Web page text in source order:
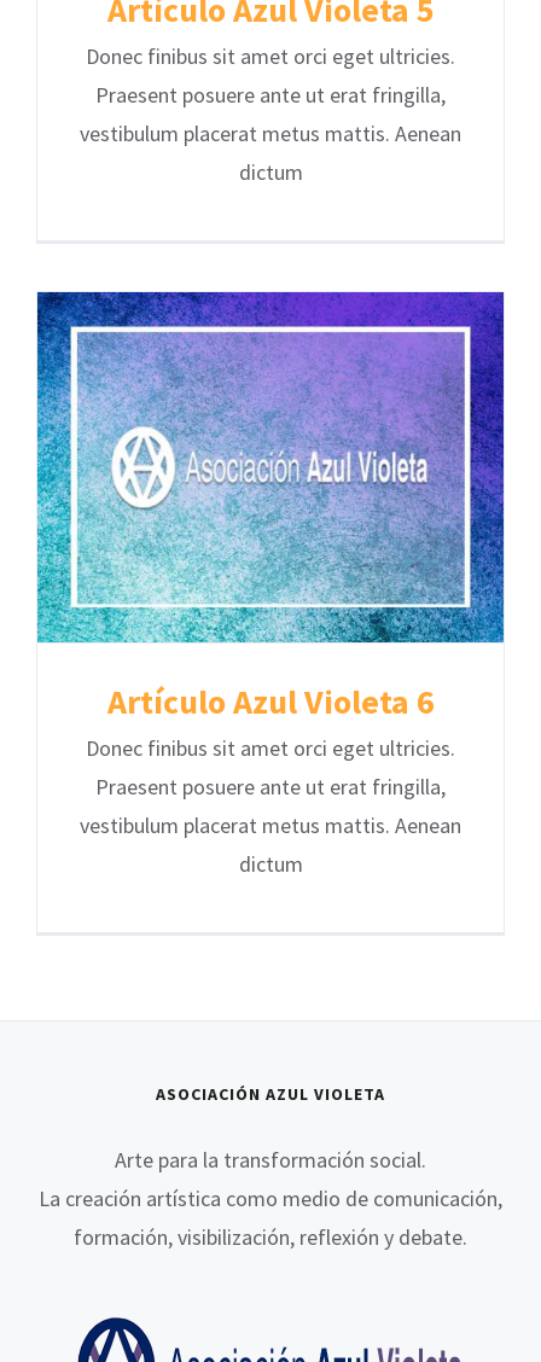
Artículo Azul Violeta 5
Donec finibus sit amet orci eget ultricies.
Praesent posuere ante ut erat fringilla,
vestibulum placerat metus mattis. Aenean
dictum
Artículo Azul Violeta 6
Donec finibus sit amet orci eget ultricies.
Praesent posuere ante ut erat fringilla,
vestibulum placerat metus mattis. Aenean
dictum
ASOCIACIÓN AZUL VIOLETA
Arte para la transformación social.
La creación artística como medio de comunicación,
formación, visibilización, reflexión y debate.